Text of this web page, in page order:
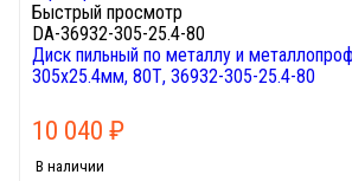
Быстрый просмотр
DA-36932-305-25.4-80
Диск пильный по металлу и
305х25.4мм, 80Т, 36932-305-25.4-80
10 040 ₽
В наличии